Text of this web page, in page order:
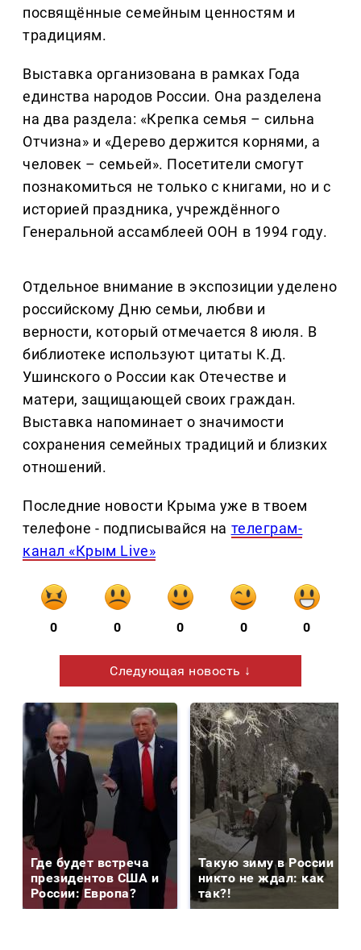
посвящённые семейным ценностям и
традициям.
Выставка организована в рамках Года
единства народов России. Она разделена
на два раздела: «Крепка семья – сильна
Отчизна» и «Дерево держится корнями, а
человек – семьей». Посетители смогут
познакомиться не только с книгами, но и с
историей праздника, учреждённого
Генеральной ассамблеей ООН в 1994 году.
Отдельное внимание в экспозиции уделено
российскому Дню семьи, любви и
верности, который отмечается 8 июля. В
библиотеке используют цитаты К.Д.
Ушинского о России как Отечестве и
матери, защищающей своих граждан.
Выставка напоминает о значимости
сохранения семейных традиций и близких
отношений.
Последние новости Крыма уже в твоем
телефоне - подписывайся на телеграм-
канал «Крым Live»
0 0 0 0 0
Следующая новость ↓
Где будет встреча
президентов США и
России: Европа?
Такую зиму в России
никто не ждал: как
так?!